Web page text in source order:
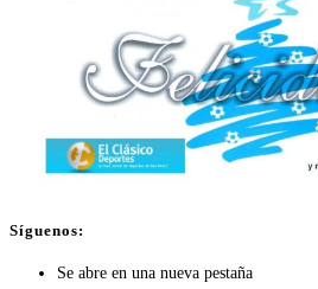
Síguenos:
Se abre en una nueva pestaña